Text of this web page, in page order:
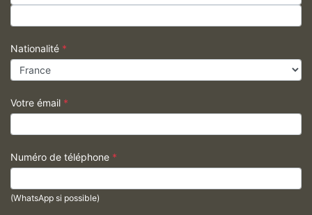
Nationalité *
Votre émail *
Numéro de téléphone *
(WhatsApp si possible)